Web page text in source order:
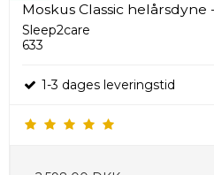
Moskus Classic helårsdyne
Sleep2care
633
1-3 dages leveringstid